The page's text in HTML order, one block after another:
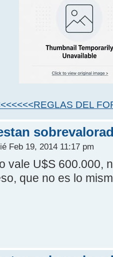
DEL
Feb 19, 2014 11:17 pm
vale U$S 600.000,
que no es lo